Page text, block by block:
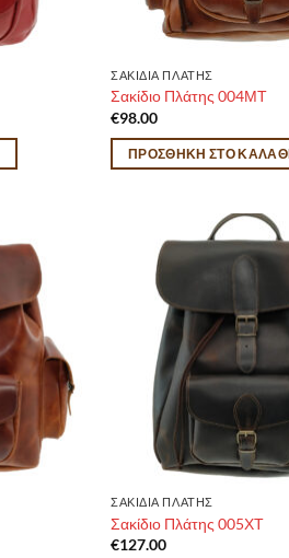
ΣΑΚΙΔΙΑ ΠΛΑΤΗΣ
Σακίδιο Πλάτης 004ΜΤ
€98.00
ΠΡΟΣΘΉΚΗ ΣΤΟ ΚΑΛΆΘΙ
ΣΑΚΙΔΙΑ ΠΛΑΤΗΣ
Σακίδιο Πλάτης 005ΧΤ
€127.00